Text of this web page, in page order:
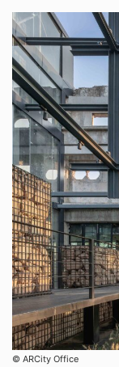
©︎ ARCity Office